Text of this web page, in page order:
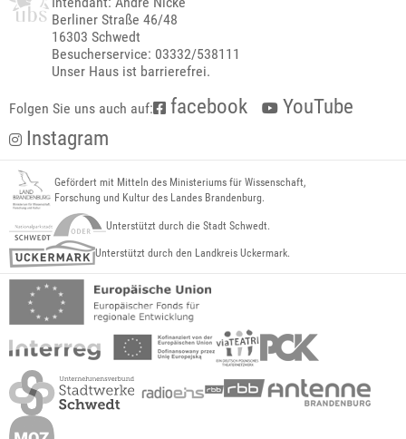
Berliner Straße 46/48
16303 Schwedt
Besucherservice: 03332/538111
Unser Haus ist barrierefrei.
Folgen Sie uns auch auf: facebook
YouTube
Instagram
Gefördert mit Mitteln des Ministeriums für Wissenschaft,
Forschung und Kultur des Landes Brandenburg.
Unterstützt durch die Stadt Schwedt.
Unterstützt durch den Landkreis Uckermark.